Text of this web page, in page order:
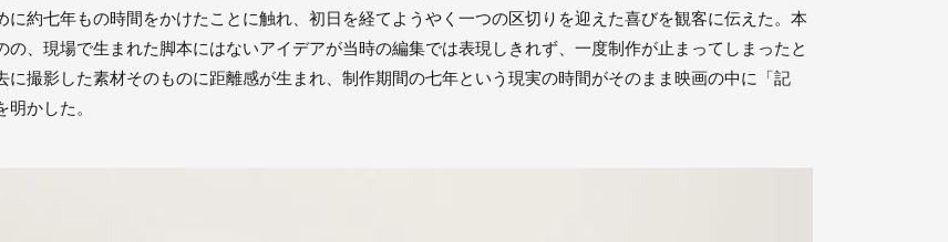
約七年もの時間をかけたことに触れ、初日を経てようやく一つの区切りを迎えた喜びを観客に伝えた。本
、現場で生まれた脚本にはないアイデアが当時の編集では表現しきれず、一度制作が止まってしまったと
撮影した素材そのものに距離感が生まれ、制作期間の七年という現実の時間がそのまま映画の中に「記
かした。